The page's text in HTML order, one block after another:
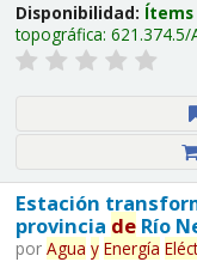
Disponibilidad:
topográfica: 621.374.5/
Estación
provincia deRío
por Agua y Energía